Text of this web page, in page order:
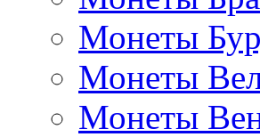
Монеты
Монеты
Монеты